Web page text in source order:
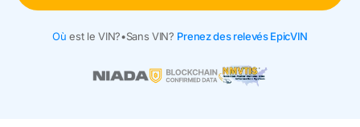
Où est le VIN?•Sans VIN? Prenez des relevés EpicVIN